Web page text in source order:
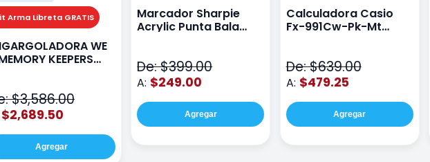
Arma Libreta GRATIS
WE
KEEPERS
$3,586.00
$2,689.50
Agregar
Marcador Sharpie
Acrylic Punta Bala
De: $399.00
A: $249.00
Agregar
Calculadora Casio
Fx-991Cw-Pk-Mt
De: $639.00
A: $479.25
Agregar